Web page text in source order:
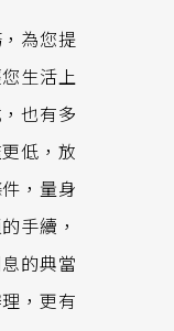
為您提
生活上
也有多
低，放
，量身
手續，
的典當
，更有